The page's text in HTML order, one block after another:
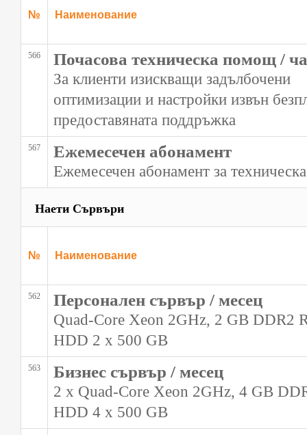
№ Наименование
566 Почасова техническа помощ /
За клиенти изискващи задълбочени
оптимизации и настройки извън
предостaвяната поддръжка
567 Ежемесечен абонамент
Ежемесечен абонамент за
Наети Сървъри
№ Наименование
562 Персонален сървър / месец
Quad-Core Xeon 2GHz, 2 GB DDR2
HDD 2 x 500 GB
563 Бизнес сървър / месец
2 x Quad-Core Xeon 2GHz, 4 GB
HDD 4 x 500 GB